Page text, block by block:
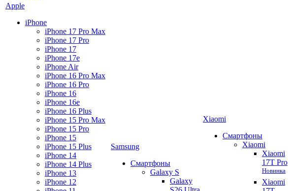
Apple
iPhone
iPhone 17 Pro Max
iPhone 17 Pro
iPhone 17
iPhone 17e
iPhone Air
iPhone 16 Pro Max
iPhone 16 Pro
iPhone 16
iPhone 16e
iPhone 16 Plus
iPhone 15 Pro Max
iPhone 15 Pro
iPhone 15
iPhone 15 Plus
iPhone 14
iPhone 14 Plus
iPhone 13
iPhone 12
Samsung
Смартфоны
Galaxy S
Galaxy
Xiaomi
Смартфоны
Xiaomi
Xiaomi
17T Pro
Новинка
Xiaomi